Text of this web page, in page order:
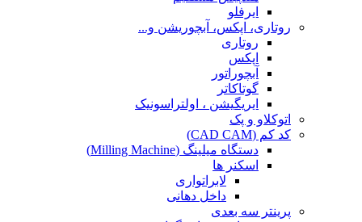
ایرفلو
روتاری، اپکس، آبچوریشن و...
روتاری
اپکس
آبچوراتور
گوتاکاتر
ایریگیشن ، اولتراسونیک
اتوکلاو و پک
کد کم (CAD CAM)
دستگاه میلینگ (Milling Machine)
اسکنر ها
لابراتواری
داخل دهانی
پرینتر سه بعدی